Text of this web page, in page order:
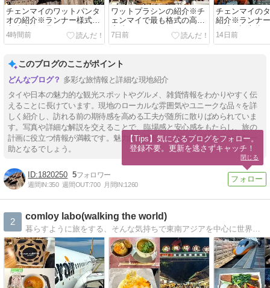
チェンマイのワットパンタ
オの紹介※ランナー様式の
木造建築が見どころ
4時間前
ワットプラシンの紹介※チ
ェンマイで最も格式の高い
寺院
7日前
チェンマイの
紹介※ランナ
を残す旧市街
14日前
このブログのここがポイント
多彩な旅情報と詳細な現地紹介
タイや日本の魅力的な観光スポットやグルメ、雑貨情報をわかりやすく伝
えることに長けています。現地のローカルな雰囲気やユニークな品々を詳
しく紹介し、訪れる前の期待感を高める工夫が随所に散りばめられていま
す。写真や詳細な解説を交えることで、臨場感と安心感をもたらし、旅の
計画に役立つ情報が満載です。魅力的な情報で、未知の体験を呼び込む一
助となるでしょう。
1820250 5
週間IN:350 週間OUT:700 月間IN:1260
2
comloy labo(walking the world)
暮らすように旅をする、そんな気持ちで東南アジアを中心に世界各国、日本各地をスナップ写真を撮りながらぶらーり散歩しています。
【Tips】気になるブログをフォロー。
登録不要。更新を逃さずキャッチ！
閉じる